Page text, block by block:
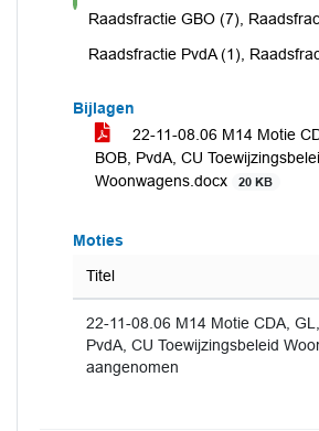
voorRaadsfractie GBO (7),
Raadsfractie PvdA (1),
Bijlagen
22-11-08.06 M14 Motie
BOB, PvdA, CU
Woonwagens.docx
20 KB
Moties
Titel
22-11-08.06 M14 Motie CDA,
PvdA, CU Toewijzingsbeleid
aangenomen